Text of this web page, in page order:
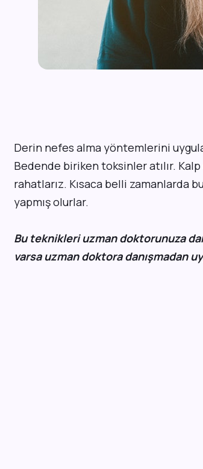
Derin nefes alma yöntemlerini
Bedende biriken toksinler atılır.
rahatlarız. Kısaca belli zamanlarda
yapmış olurlar.
Bu teknikleri uzman doktorunuza
varsa uzman doktora danışmadan